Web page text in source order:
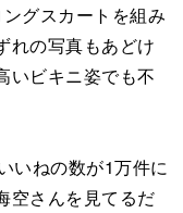
グスカートを組み
れの写真もあどけ
いビキニ姿でも不
いねの数が1万件に
空さんを見てるだ